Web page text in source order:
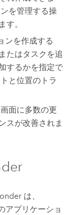
を管理する操
す。
ンを作成する
たはタスクを追
するかを指定で
と位置のトラ
面に多数の更
スが改善されま
は、
アプリケーショ